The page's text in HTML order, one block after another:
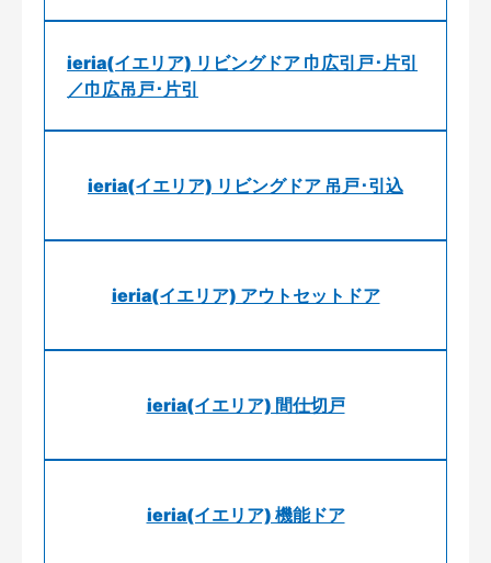
ieria(イエリア) リビングドア 巾広引戸･片引
／巾広吊戸･片引
ieria(イエリア) リビングドア 吊戸･引込
ieria(イエリア) アウトセットドア
ieria(イエリア) 間仕切戸
ieria(イエリア) 機能ドア